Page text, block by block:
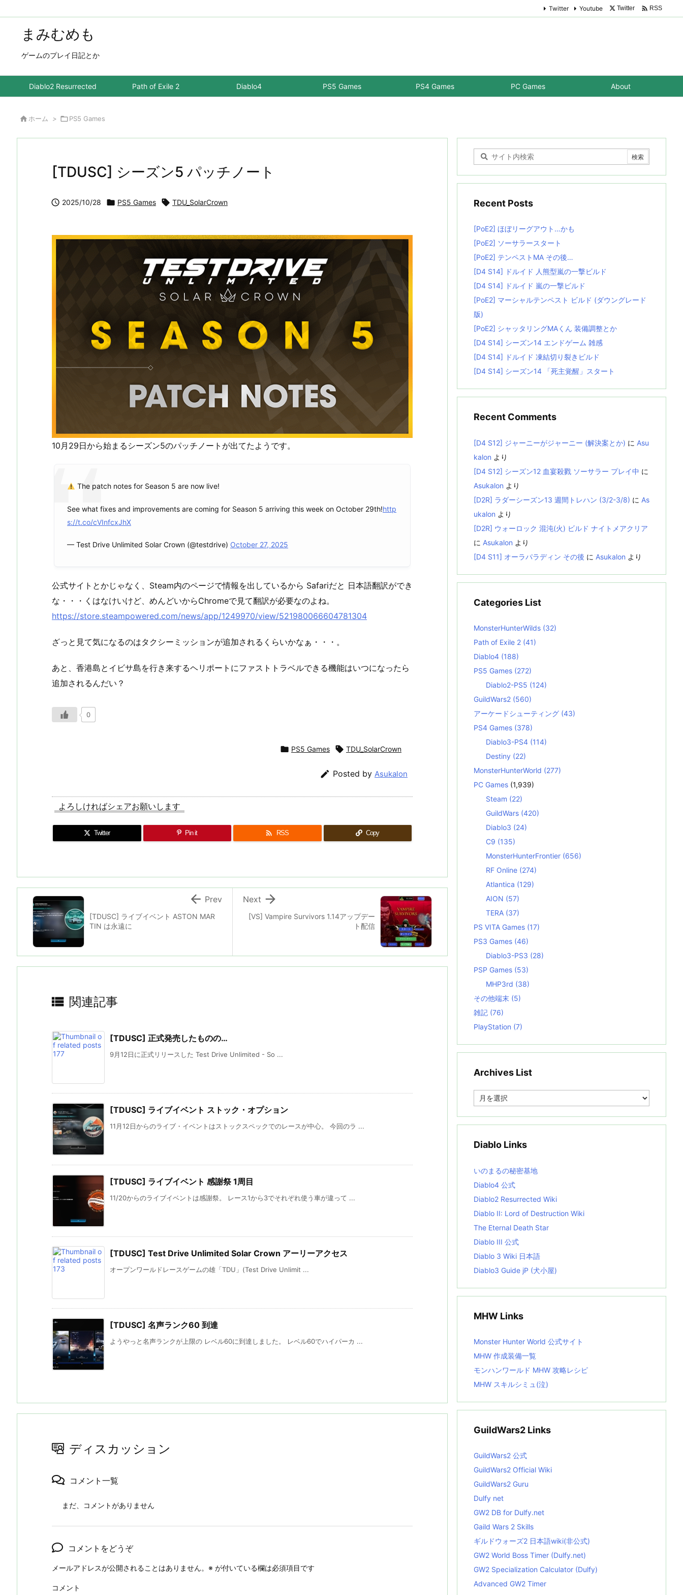
まみむめも
ゲームのプレイ日記とか
Diablo2 Resurrected Path of Exile 2 Diablo4 PS5 Games PS4 Games PC Games About
Twitter Youtube Twitter  RSS
 ホーム > PS5 Games
[TDUSC] シーズン5 パッチノート
 2025/10/28  PS5 Games  TDU_SolarCrown
10月29日から始まるシーズン5のパッチノートが出てたようです。
The patch notes for Season 5 are now live!
See what fixes and improvements are coming for Season 5 arriving this week on October 29th!http
s://t.co/cVInfcxJhX
— Test Drive Unlimited Solar Crown (@testdrive) October 27, 2025
公式サイトとかじゃなく、Steam内のページで情報を出しているから Safariだと 日本語翻訳ができ
な・・・くはなけいけど、めんどいからChromeで見て翻訳が必要なのよね。
https://store.steampowered.com/news/app/1249970/view/521980066604781304
ざっと見て気になるのはタクシーミッションが追加されるくらいかなぁ・・・。
あと、香港島とイビサ島を行き来するヘリポートにファストトラベルできる機能はいつになったら
追加されるんだい？
0
 PS5 Games  TDU_SolarCrown
 Posted by Asukalon
よろしければシェアお願いします
Twitter Pin it  RSS Copy
[VS] Vampire Survivors 1.14アップデー
ト配信

Next
[TDUSC] ライブイベント ASTON MAR
TIN は永遠に
 Prev
 関連記事
[TDUSC] 正式発売したものの…
9月12日に正式リリースした Test Drive Unlimited - So ...
[TDUSC] ライブイベント ストック・オプション
11月12日からのライブ・イベントはストックスペックでのレースが中心。 今回のラ ...
[TDUSC] ライブイベント 感謝祭 1周目
11/20からのライブイベントは感謝祭。 レース1から3でそれぞれ使う車が違って ...
[TDUSC] Test Drive Unlimited Solar Crown アーリーアクセス
オープンワールドレースゲームの雄「TDU」(Test Drive Unlimit ...
[TDUSC] 名声ランク60 到達
ようやっと名声ランクが上限の レベル60に到達しました。 レベル60でハイパーカ ...
ディスカッション
コメント一覧
まだ、コメントがありません
コメントをどうぞ
メールアドレスが公開されることはありません。 ※ が付いている欄は必須項目です
コメント
Recent Posts
[PoE2] ほぼリーグアウト…かも
[PoE2] ソーサラースタート
[PoE2] テンペストMA その後…
[D4 S14] ドルイド 人熊型嵐の一撃ビルド
[D4 S14] ドルイド 嵐の一撃ビルド
[PoE2] マーシャルテンペスト ビルド (ダウングレード
版)
[PoE2] シャッタリングMAくん 装備調整とか
[D4 S14] シーズン14 エンドゲーム 雑感
[D4 S14] ドルイド 凍結切り裂きビルド
[D4 S14] シーズン14 「死主覚醒」スタート
Recent Comments
[D4 S12] ジャーニーがジャーニー (解決案とか) に Asu
kalon より
[D4 S12] シーズン12 血宴殺戮 ソーサラー プレイ中 に
Asukalon より
[D2R] ラダーシーズン13 週間トレハン (3/2-3/8) に As
ukalon より
[D2R] ウォーロック 混沌(火) ビルド ナイトメアクリア
に Asukalon より
[D4 S11] オーラパラディン その後 に Asukalon より
Categories List
MonsterHunterWilds (32)
Path of Exile 2 (41)
Diablo4 (188)
PS5 Games (272)
Diablo2-PS5 (124)
GuildWars2 (560)
アーケードシューティング (43)
PS4 Games (378)
Diablo3-PS4 (114)
Destiny (22)
MonsterHunterWorld (277)
PC Games (1,939)
Steam (22)
GuildWars (420)
Diablo3 (24)
C9 (135)
MonsterHunterFrontier (656)
RF Online (274)
Atlantica (129)
AION (57)
TERA (37)
PS VITA Games (17)
PS3 Games (46)
Diablo3-PS3 (28)
PSP Games (53)
MHP3rd (38)
その他端末 (5)
雑記 (76)
PlayStation (7)
Archives List
e
i
s
t
Diablo Links
いのまるの秘密基地
Diablo4 公式
Diablo2 Resurrected Wiki
Diablo II: Lord of Destruction Wiki
The Eternal Death Star
Diablo III 公式
Diablo 3 Wiki 日本語
Diablo3 Guide jP (犬小屋)
MHW Links
Monster Hunter World 公式サイト
MHW 作成装備一覧
モンハンワールド MHW 攻略レシピ
MHW スキルシミュ(泣)
GuildWars2 Links
GuildWars2 公式
GuildWars2 Official Wiki
GuildWars2 Guru
Dulfy net
GW2 DB for Dulfy.net
Gaild Wars 2 Skills
ギルドウォーズ2 日本語wiki(非公式)
GW2 World Boss Timer (Dulfy.net)
GW2 Specialization Calculator (Dulfy)
Advanced GW2 Timer